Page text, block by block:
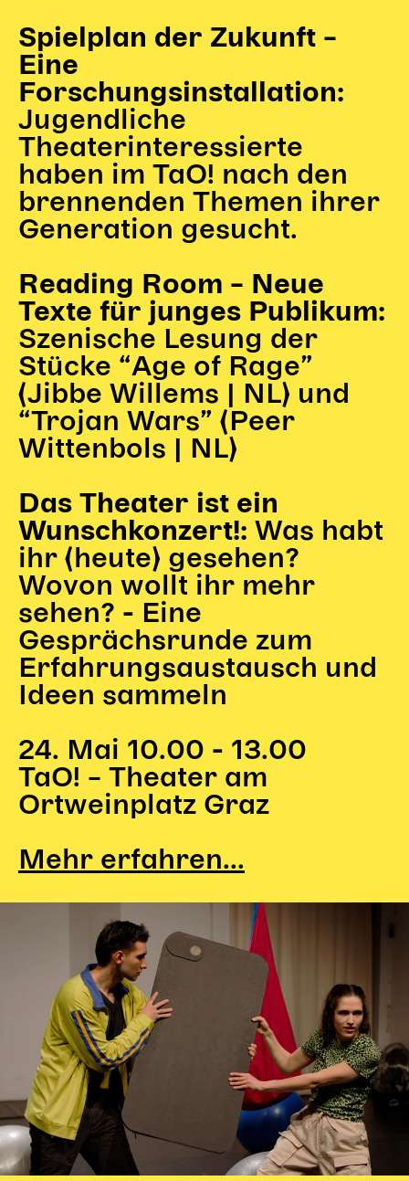
Spielplan der Zukunft –
Eine
Forschungsinstallation:
Jugendliche
Theaterinteressierte
haben im TaO! nach den
brennenden Themen ihrer
Generation gesucht.
Reading Room – Neue
Texte für junges Publikum:
Szenische Lesung der
Stücke “Age of Rage”
(Jibbe Willems | NL) und
“Trojan Wars” (Peer
Wittenbols | NL)
Das Theater ist ein
Wunschkonzert!: Was habt
ihr (heute) gesehen?
Wovon wollt ihr mehr
sehen? - Eine
Gesprächsrunde zum
Erfahrungsaustausch und
Ideen sammeln
24. Mai 10.00 - 13.00
TaO! – Theater am
Ortweinplatz Graz
Mehr erfahren...